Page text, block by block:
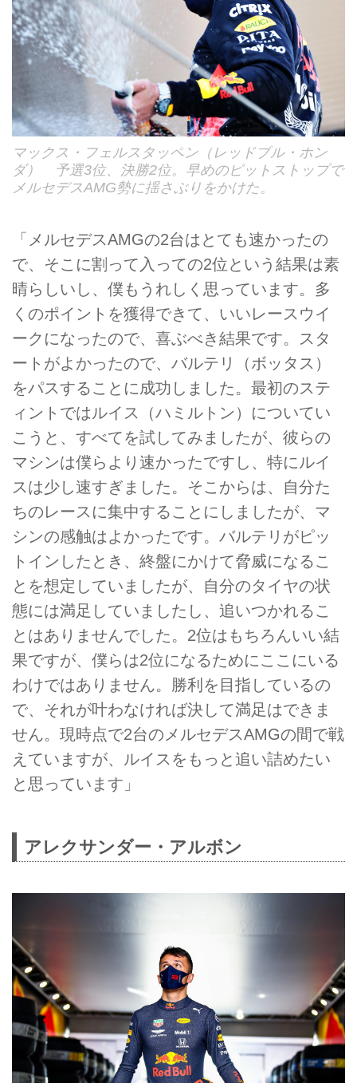
マックス・フェルスタッペン（レッドブル・ホン
ダ） 予選3位、決勝2位。早めのピットストップで
メルセデスAMG勢に揺さぶりをかけた。
「メルセデスAMGの2台はとても速かったの
で、そこに割って入っての2位という結果は素
晴らしいし、僕もうれしく思っています。多
くのポイントを獲得できて、いいレースウイ
ークになったので、喜ぶべき結果です。スタ
ートがよかったので、バルテリ（ボッタス）
をパスすることに成功しました。最初のステ
ィントではルイス（ハミルトン）についてい
こうと、すべてを試してみましたが、彼らの
マシンは僕らより速かったですし、特にルイ
スは少し速すぎました。そこからは、自分た
ちのレースに集中することにしましたが、マ
シンの感触はよかったです。バルテリがピッ
トインしたとき、終盤にかけて脅威になるこ
とを想定していましたが、自分のタイヤの状
態には満足していましたし、追いつかれるこ
とはありませんでした。2位はもちろんいい結
果ですが、僕らは2位になるためにここにいる
わけではありません。勝利を目指しているの
で、それが叶わなければ決して満足はできま
せん。現時点で2台のメルセデスAMGの間で戦
えていますが、ルイスをもっと追い詰めたい
と思っています」
アレクサンダー・アルボン